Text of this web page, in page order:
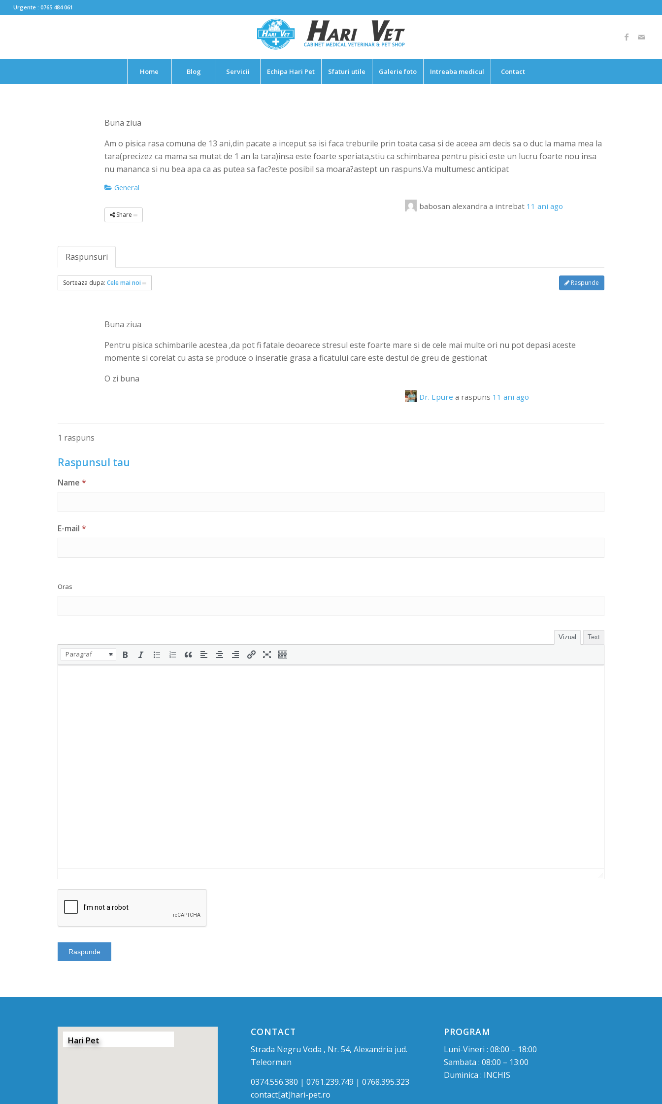
Urgente : 0765 484 061
Home Blog Servicii Echipa Hari Pet Sfaturi utile Galerie foto Intreaba medicul Contact
Buna ziua
Am o pisica rasa comuna de 13 ani,din pacate a inceput sa isi faca treburile prin toata casa si de aceea am decis sa o duc la mama mea la
tara(precizez ca mama sa mutat de 1 an la tara)insa este foarte speriata,stiu ca schimbarea pentru pisici este un lucru foarte nou insa
nu mananca si nu bea apa ca as putea sa fac?este posibil sa moara?astept un raspuns.Va multumesc anticipat
General
Share
babosan alexandra a intrebat 11 ani ago
Raspunsuri
Sorteaza dupa:Cele mai noi Raspunde
Buna ziua
Pentru pisica schimbarile acestea ,da pot fi fatale deoarece stresul este foarte mare si de cele mai multe ori nu pot depasi aceste
momente si corelat cu asta se produce o inseratie grasa a ficatului care este destul de greu de gestionat
O zi buna
Dr. Epure a raspuns 11 ani ago
1 raspuns
Raspunsul tau
Name *
E-mail *
Oras
Vizual Text
Paragraf
Hari Pet
CONTACT
Strada Negru Voda , Nr. 54, Alexandria jud.
Teleorman
0374.556.380 | 0761.239.749 | 0768.395.323
contact[at]hari-pet.ro
PROGRAM
Luni-Vineri : 08:00 – 18:00
Sambata : 08:00 – 13:00
Duminica : INCHIS